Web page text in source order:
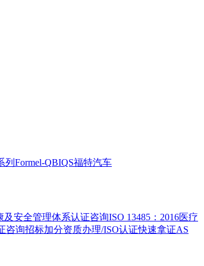
列 Formel-QBIQS福特汽车
及安全管理体系认证咨询ISO 13485：2016医疗
咨询招标加分资质办理/ISO认证快速拿证AS